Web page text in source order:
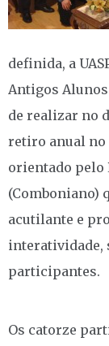
definida, a
Antigos
de realizar no
retiro anual no
orientado pelo
(Comboniano)
acutilante e
interatividade,
participantes.
Os catorze